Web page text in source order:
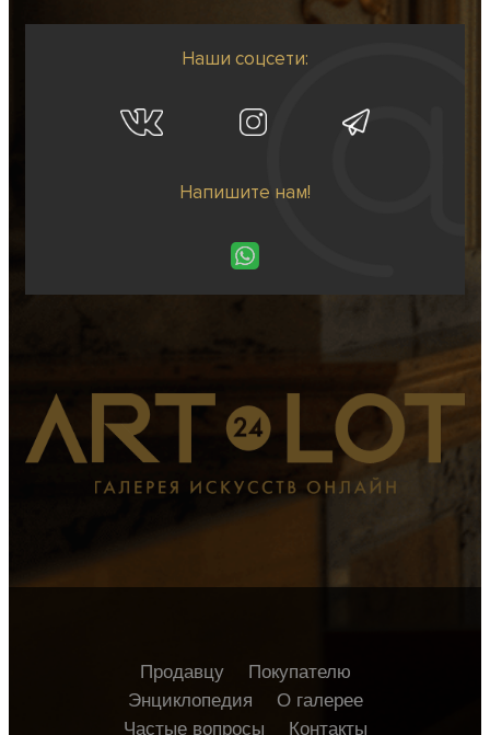
Наши соцсети:
Напишите нам!
Продавцу
Покупателю
Энциклопедия
О галерее
Частые вопросы
Контакты